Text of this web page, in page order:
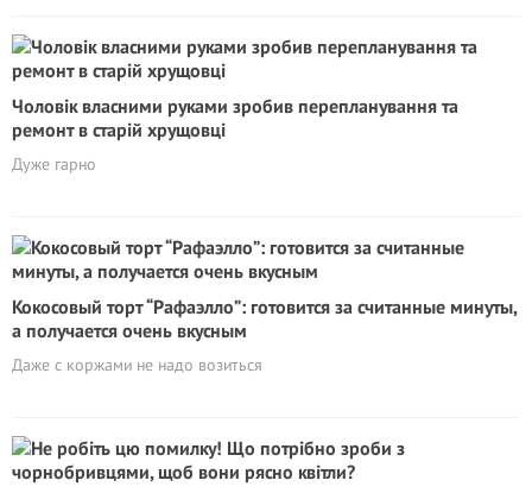
Чоловік власними руками зробив перепланування та
ремонт в старій хрущовці
Дуже гарно
Кокосовый торт “Рафаэлло”: готовится за считанные минуты,
а получается очень вкусным
Даже с коржами не надо возиться